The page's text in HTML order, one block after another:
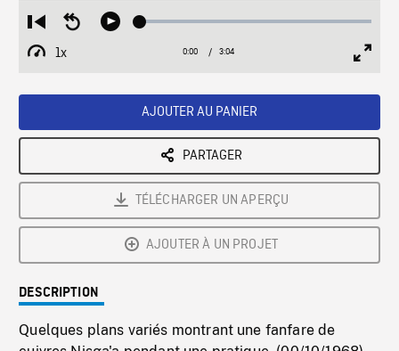
Restart
from
beginning
Seek
Play Loaded:
1x
Playback
Current
0:00 / Duration
3:04
AJOUTER AU PANIER
PARTAGER
TÉLÉCHARGER UN APERÇU
AJOUTER À UN PROJET
DESCRIPTION
Quelques plans variés montrant une fanfare de